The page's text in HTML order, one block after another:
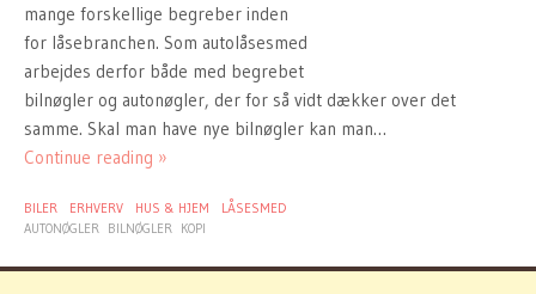
mange forskellige begreber inden
for låsebranchen. Som autolåsesmed
arbejdes derfor både med begrebet
bilnøgler og autonøgler, der for så vidt dækker over det
samme. Skal man have nye bilnøgler kan man…
Continue reading »
BILER ERHVERV HUS & HJEM
LÅSESMED
AUTONØGLER BILNØGLER KOPI